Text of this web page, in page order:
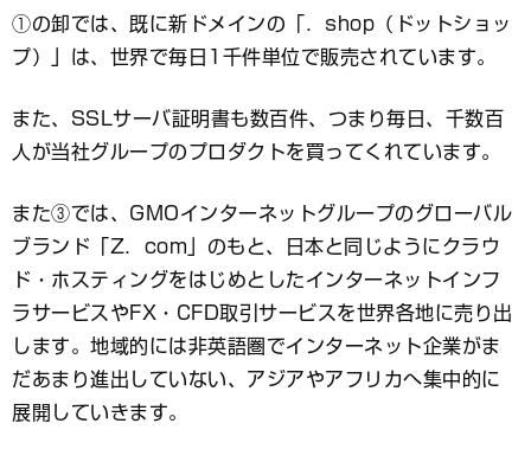
①の卸では、既に新ドメインの「．shop（ドットショッ
プ）」は、世界で毎日1千件単位で販売されています。
また、SSLサーバ証明書も数百件、つまり毎日、千数百
人が当社グループのプロダクトを買ってくれています。
また③では、GMOインターネットグループのグローバル
ブランド「Z．com」のもと、日本と同じようにクラウ
ド・ホスティングをはじめとしたインターネットインフ
ラサービスやFX・CFD取引サービスを世界各地に売り出
します。地域的には非英語圏でインターネット企業がま
だあまり進出していない、アジアやアフリカへ集中的に
展開していきます。